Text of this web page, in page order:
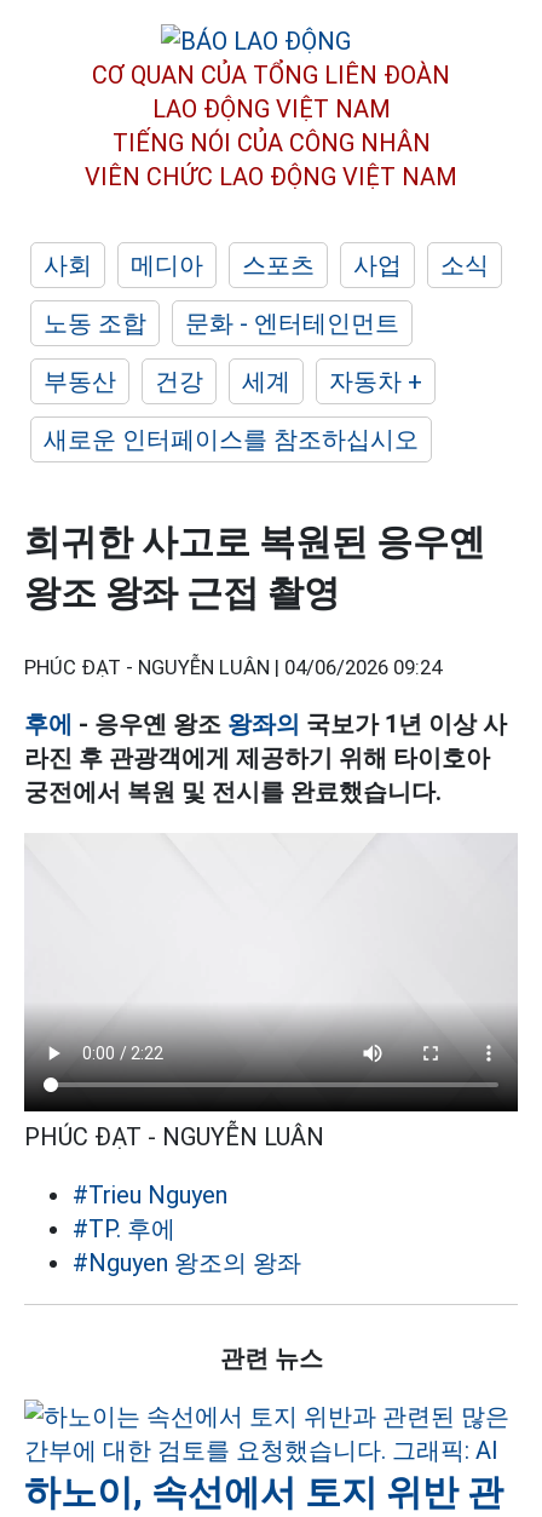
CƠ QUAN CỦA TỔNG LIÊN ĐOÀN
LAO ĐỘNG VIỆT NAM
TIẾNG NÓI CỦA CÔNG NHÂN
VIÊN CHỨC LAO ĐỘNG VIỆT NAM
사회 메디아 스포츠 사업
소식
노동 조합
문화 - 엔터테인먼트
부동산
건강 세계
자동차 +
새로운 인터페이스를 참조하십시오
희귀한 사고로 복원된 응우옌
왕조 왕좌 근접 촬영
PHÚC ĐẠT - NGUYỄN LUÂN | 04/06/2026 09:24
후에 - 응우옌 왕조 왕좌의 국보가 1년 이상 사
라진 후 관광객에게 제공하기 위해 타이호아
궁전에서 복원 및 전시를 완료했습니다.
PHÚC ĐẠT - NGUYỄN LUÂN
#Trieu Nguyen
#TP. 후에
#Nguyen 왕조의 왕좌
관련 뉴스
하노이, 속선에서 토지 위반 관